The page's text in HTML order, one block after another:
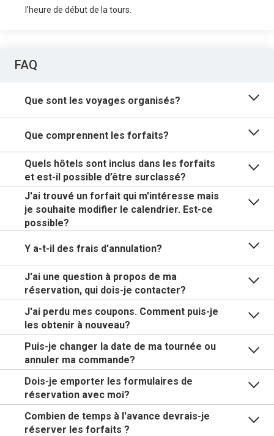
l'heure de début de la tours.
FAQ
Que sont les voyages organisés?
Que comprennent les forfaits?
Quels hôtels sont inclus dans les forfaits
et est-il possible d’être surclassé?
J'ai trouvé un forfait qui m'intéresse mais
je souhaite modifier le calendrier. Est-ce
possible?
Y a-t-il des frais d'annulation?
J'ai une question à propos de ma
réservation, qui dois-je contacter?
J'ai perdu mes coupons. Comment puis-je
les obtenir à nouveau?
Puis-je changer la date de ma tournée ou
annuler ma commande?
Dois-je emporter les formulaires de
réservation avec moi?
Combien de temps à l'avance devrais-je
réserver les forfaits ?